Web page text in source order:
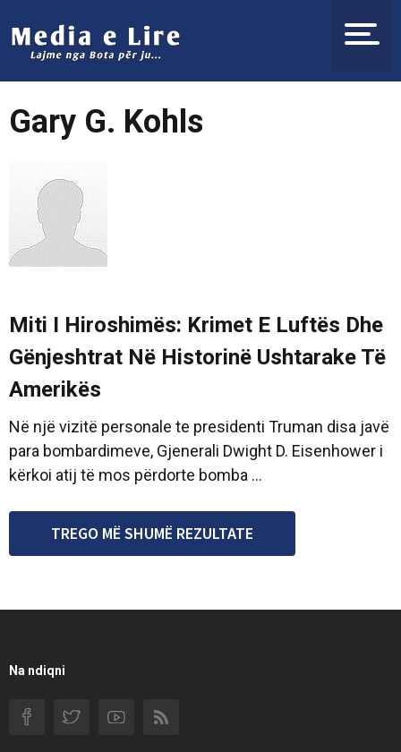
Gary G. Kohls
Miti I Hiroshimës: Krimet E Luftës Dhe
Gënjeshtrat Në Historinë Ushtarake Të
Amerikës
Në një vizitë personale te presidenti Truman disa javë
para bombardimeve, Gjenerali Dwight D. Eisenhower i
kërkoi atij të mos përdorte bomba ...
TREGO MË SHUMË REZULTATE
Na ndiqni